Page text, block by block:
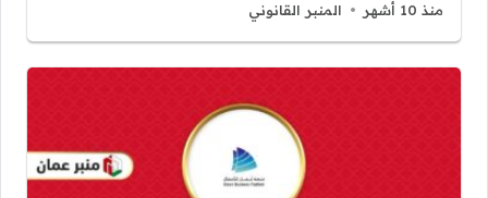
منذ 10 أشهر المنبر القانوني